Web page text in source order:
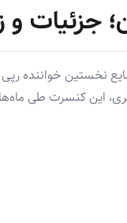
و
نخستین خواننده
این کنسرت طی